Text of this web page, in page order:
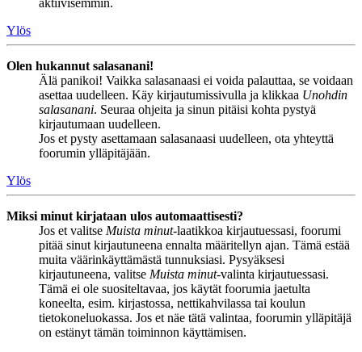
aktiivisemmin.
Ylös
Olen hukannut salasanani!
Älä panikoi! Vaikka salasanaasi ei voida palauttaa, se voidaan
asettaa uudelleen. Käy kirjautumissivulla ja klikkaa Unohdin
salasanani. Seuraa ohjeita ja sinun pitäisi kohta pystyä
kirjautumaan uudelleen.
Jos et pysty asettamaan salasanaasi uudelleen, ota yhteyttä
foorumin ylläpitäjään.
Ylös
Miksi minut kirjataan ulos automaattisesti?
Jos et valitse Muista minut-laatikkoa kirjautuessasi, foorumi
pitää sinut kirjautuneena ennalta määritellyn ajan. Tämä estää
muita väärinkäyttämästä tunnuksiasi. Pysyäksesi
kirjautuneena, valitse Muista minut-valinta kirjautuessasi.
Tämä ei ole suositeltavaa, jos käytät foorumia jaetulta
koneelta, esim. kirjastossa, nettikahvilassa tai koulun
tietokoneluokassa. Jos et näe tätä valintaa, foorumin ylläpitäjä
on estänyt tämän toiminnon käyttämisen.